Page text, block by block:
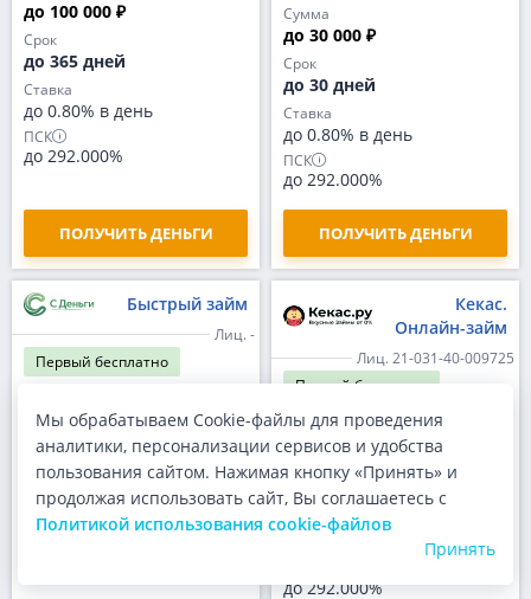
до 100 000 ₽
Срок
до 365 дней
Ставка
до 0.80% в день
ПСК
до 292.000%
ПОЛУЧИТЬ ДЕНЬГИ
Сумма
до 30 000 ₽
Срок
до 30 дней
Ставка
до 0.80% в день
ПСК
до 292.000%
ПОЛУЧИТЬ ДЕНЬГИ
Быстрый займ
Лиц. -
Первый бесплатно
до 100 000 ₽
Срок
до 365 дней
Ставка
до 0.80% в день
Кекас.
Онлайн-займ
Лиц. 21-031-40-009725
Первыйбесплатно
Сумма
до 30 000 ₽
Срок
до 30 дней
Ставка
до 292.000%
Мы обрабатываем Cookie-файлы для проведения
аналитики, персонализации сервисов и удобства
пользования сайтом. Нажимая кнопку «Принять» и
продолжая использовать сайт, Вы соглашаетесь с
Политикой использования cookie-файлов
Принять